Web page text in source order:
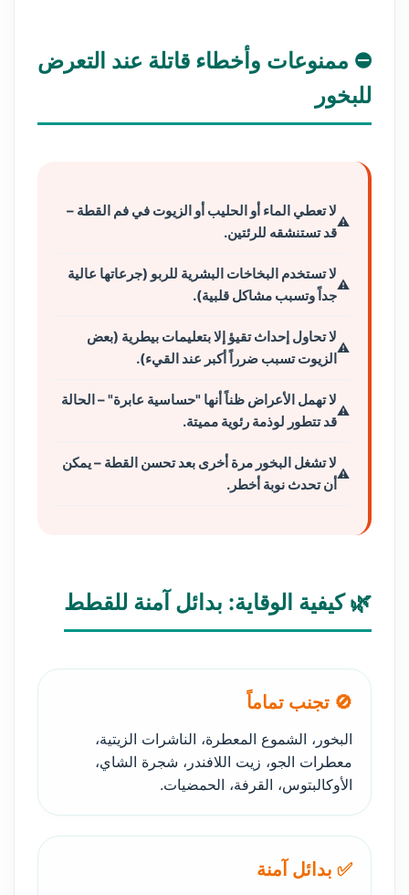
⛔ ممنوعات وأخطاء قاتلة عند التعرض
للبخور
لا تعطي الماء أو الحليب أو الزيوت في فم القطة –
قد تستنشقه للرئتين.
لا تستخدم البخاخات البشرية للربو (جرعاتها عالية
جداً وتسبب مشاكل قلبية).
لا تحاول إحداث تقيؤ إلا بتعليمات بيطرية (بعض
الزيوت تسبب ضرراً أكبر عند القيء).
لا تهمل الأعراض ظناً أنها "حساسية عابرة" – الحالة
قد تتطور لوذمة رئوية مميتة.
لا تشغل البخور مرة أخرى بعد تحسن القطة – يمكن
أن تحدث نوبة أخطر.
🌿 كيفية الوقاية: بدائل آمنة للقطط
🚫 تجنب تماماً
البخور، الشموع المعطرة، الناشرات الزيتية،
معطرات الجو، زيت اللافندر، شجرة الشاي،
الأوكالبتوس، القرفة، الحمضيات.
✅ بدائل آمنة